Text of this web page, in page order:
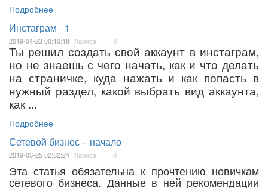
Подробнее
Инстаграм - 1
2019-04-23 00:10:18 Лариса 0
Ты решил создать свой аккаунт в инстаграм,
но не знаешь с чего начать, как и что делать
на страничке, куда нажать и как попасть в
нужный раздел, какой выбрать вид аккаунта,
как ...
Подробнее
​Сетевой бизнес – начало
2019-03-25 02:32:24 Лариса 0
Эта статья обязательна к прочтению новичкам
сетевого бизнеса. Данные в ней рекомендации